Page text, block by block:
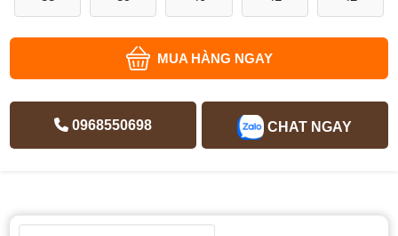
MUA HÀNG NGAY
0968550698 CHAT NGAY